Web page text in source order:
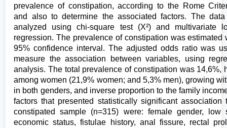
prevalence of constipation, according to the Rome
and also to determine the associated factors. The
analyzed using chi-square test (X²) and multivariate
regression. The prevalence of constipation was estimated
95% confidence interval. The adjusted odds ratio was
measure the association between variables, using
analysis. The total prevalence of constipation was 14,6%,
among women (21,9% women; and 5,3% men), growing
in both genders, and inverse proportion to the family
factors that presented statistically significant association
constipated sample (n=315) were: female gender, low
economic status, fistulae history, anal fissure, rectal